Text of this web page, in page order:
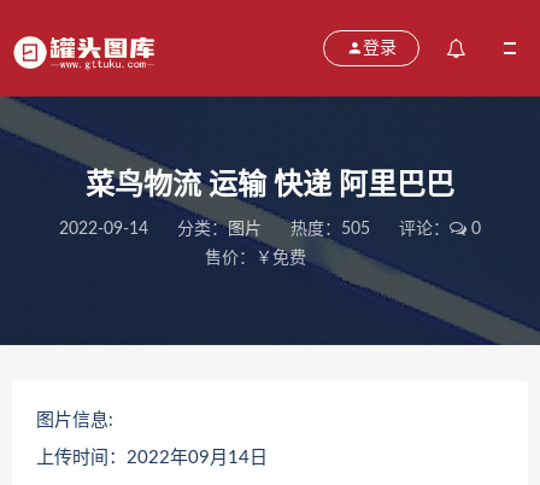
登录
菜鸟物流 运输 快递 阿里巴巴
2022-09-14 分类：图片 热度：505 评论：
0
售价：￥免费
图片信息:
上传时间：2022年09月14日